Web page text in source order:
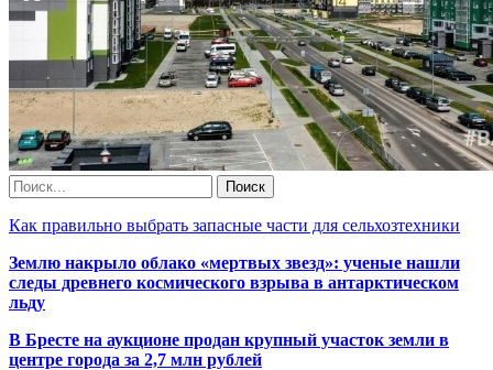
Как правильно выбрать запасные части для сельхозтехники
Землю накрыло облако «мертвых звезд»: ученые нашли
следы древнего космического взрыва в антарктическом
льду
В Бресте на аукционе продан крупный участок земли в
центре города за 2,7 млн рублей